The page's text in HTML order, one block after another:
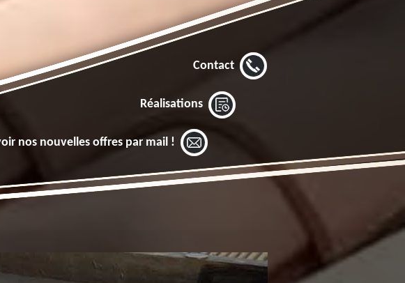
Contact
Réalisations
nos nouvelles offres par mail !